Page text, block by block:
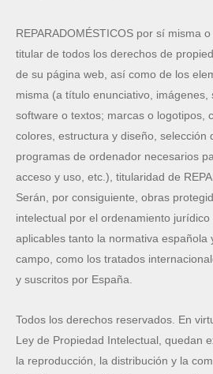
REPARADOMÉSTICOS por sí misma
titular de todos los derechos de
de su página web, así como de los
misma (a título enunciativo, imágenes,
software o textos; marcas o logotipos,
colores, estructura y diseño, selección
programas de ordenador necesarios
acceso y uso, etc.), titularidad de
Serán, por consiguiente, obras
intelectual por el ordenamiento
aplicables tanto la normativa española
campo, como los tratados
y suscritos por España.
Todos los derechos reservados. En
Ley de Propiedad Intelectual, quedan
la reproducción, la distribución y la